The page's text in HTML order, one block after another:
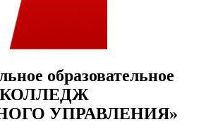
образовательное
«КОЛЛЕДЖ
УПРАВЛЕНИЯ»